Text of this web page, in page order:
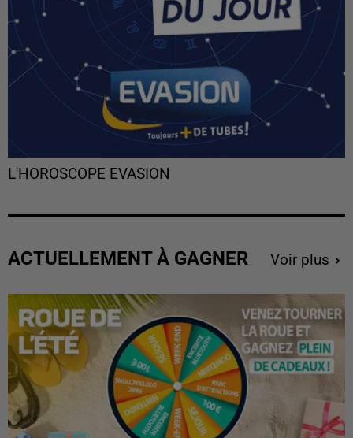
L'HOROSCOPE EVASION
ACTUELLEMENT À GAGNER Voir plus